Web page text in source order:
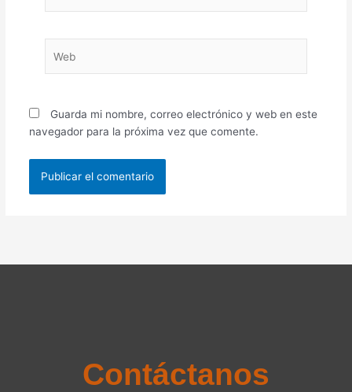
Guarda mi nombre, correo electrónico y web en este
navegador para la próxima vez que comente.
Contáctanos